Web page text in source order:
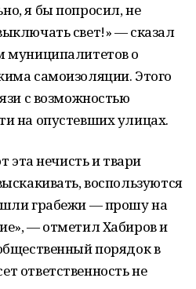
я бы попросил, не
свет!» — сказал
муниципалитетов о
самоизоляции. Этого
с возможностью
на опустевших улицах.
эта нечисть и твари
воспользуются
грабежи — прошу на
— отметил Хабиров и
порядок в
ответственность не